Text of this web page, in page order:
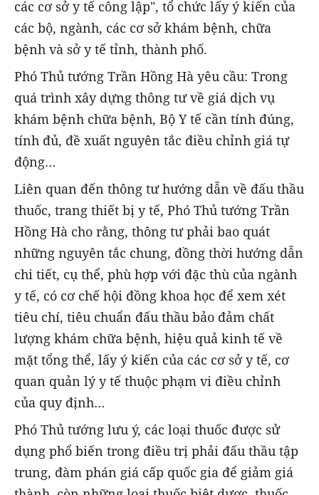
các cơ sở y tế công lập", tổ chức lấy ý kiến của
các bộ, ngành, các cơ sở khám bệnh, chữa
bệnh và sở y tế tỉnh, thành phố.
Phó Thủ tướng Trần Hồng Hà yêu cầu: Trong
quá trình xây dựng thông tư về giá dịch vụ
khám bệnh chữa bệnh, Bộ Y tế cần tính đúng,
tính đủ, đề xuất nguyên tắc điều chỉnh giá tự
động…
Liên quan đến thông tư hướng dẫn về đấu thầu
thuốc, trang thiết bị y tế, Phó Thủ tướng Trần
Hồng Hà cho rằng, thông tư phải bao quát
những nguyên tắc chung, đồng thời hướng dẫn
chi tiết, cụ thể, phù hợp với đặc thù của ngành
y tế, có cơ chế hội đồng khoa học để xem xét
tiêu chí, tiêu chuẩn đấu thầu bảo đảm chất
lượng khám chữa bệnh, hiệu quả kinh tế về
mặt tổng thể, lấy ý kiến của các cơ sở y tế, cơ
quan quản lý y tế thuộc phạm vi điều chỉnh
của quy định…
Phó Thủ tướng lưu ý, các loại thuốc được sử
dụng phổ biến trong điều trị phải đấu thầu tập
trung, đàm phán giá cấp quốc gia để giảm giá